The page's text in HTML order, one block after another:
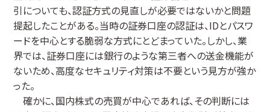
引についても、認証方式の見直しが必要ではないかと問題
提起したことがある。当時の証券口座の認証は、IDとパスワ
ードを中心とする脆弱な方式にとどまっていた。しかし、業
界では、証券口座には銀行のような第三者への送金機能が
ないため、高度なセキュリティ対策は不要という見方が強か
った。
確かに、国内株式の売買が中心であれば、その判断には